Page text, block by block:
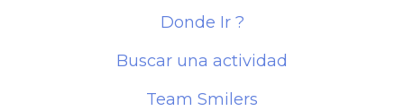
Donde Ir ?
Buscar una actividad
Team Smilers